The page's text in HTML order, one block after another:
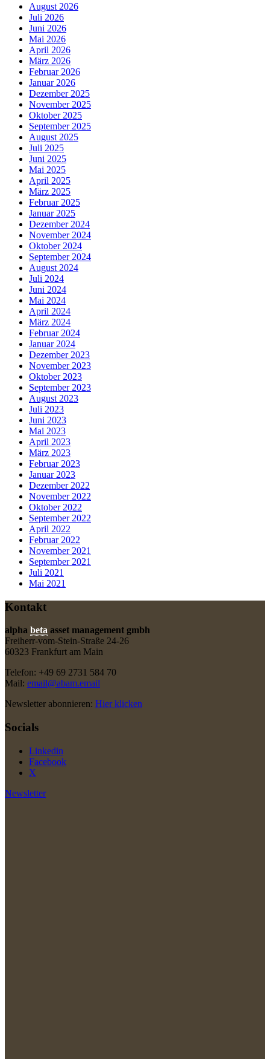
August 2026
Juli 2026
Juni 2026
Mai 2026
April 2026
März 2026
Februar 2026
Januar 2026
Dezember 2025
November 2025
Oktober 2025
September 2025
August 2025
Juli 2025
Juni 2025
Mai 2025
April 2025
März 2025
Februar 2025
Januar 2025
Dezember 2024
November 2024
Oktober 2024
September 2024
August 2024
Juli 2024
Juni 2024
Mai 2024
April 2024
März 2024
Februar 2024
Januar 2024
Dezember 2023
November 2023
Oktober 2023
September 2023
August 2023
Juli 2023
Juni 2023
Mai 2023
April 2023
März 2023
Februar 2023
Januar 2023
Dezember 2022
November 2022
Oktober 2022
September 2022
April 2022
Februar 2022
November 2021
September 2021
Juli 2021
Mai 2021
Kontakt
alpha beta asset management gmbh
Freiherr-vom-Stein-Straße 24-26
60323 Frankfurt am Main
Telefon: +49 69 2731 584 70
Mail: email@abam.email
Newsletter abonnieren: Hier klicken
Socials
Linkedin
Facebook
X
Newsletter